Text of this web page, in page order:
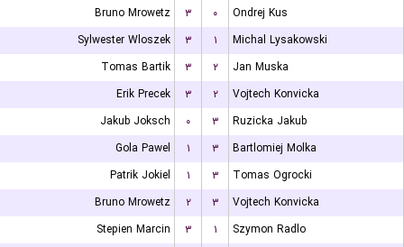
Bruno Mrowetz
۳ ۰
Ondrej Kus
Sylwester Wloszek
۳ ۱
Michal Lysakowski
Tomas Bartik
۳ ۲
Jan Muska
Erik Precek
۳ ۲
Vojtech Konvicka
Jakub Joksch
۰ ۳
Ruzicka Jakub
Gola Pawel
۱ ۳
Bartlomiej Molka
Patrik Jokiel
۱ ۳
Tomas Ogrocki
Bruno Mrowetz
۲ ۳
Vojtech Konvicka
Stepien Marcin
۳ ۱
Szymon Radlo